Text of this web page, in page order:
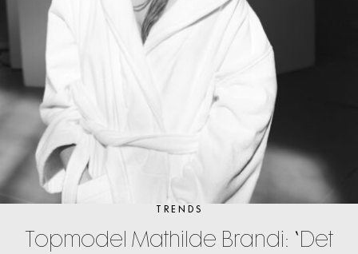
TRENDS
Topmodel Mathilde Brandi: “Det